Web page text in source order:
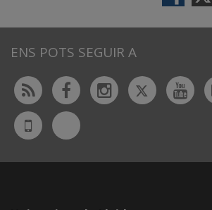
ENS POTS SEGUIR A
Rss FacebookInstagram
Twitter
UdL
App
Bluesky